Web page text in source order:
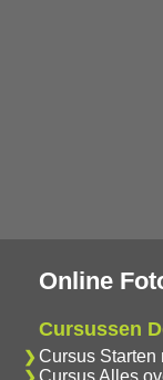
Online
Cursussen
Cursus Starten
Cursus Alles